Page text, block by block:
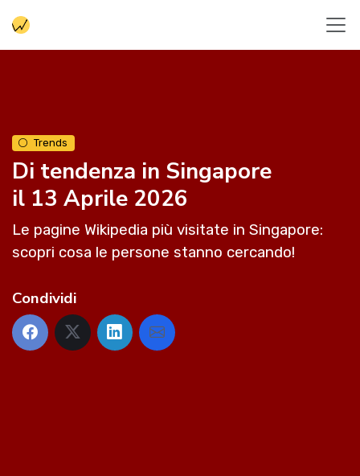
Trends
Di tendenza in Singapore
il 13 Aprile 2026
Le pagine Wikipedia più visitate in Singapore:
scopri cosa le persone stanno cercando!
Condividi